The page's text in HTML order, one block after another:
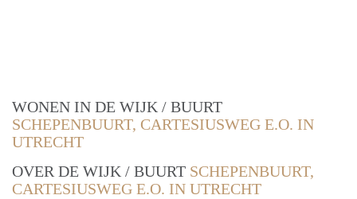
WONEN IN DE WIJK / BUURT
SCHEPENBUURT, CARTESIUSWEG E.O. IN
UTRECHT
OVER DE WIJK / BUURT SCHEPENBUURT,
CARTESIUSWEG E.O. IN UTRECHT